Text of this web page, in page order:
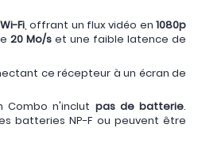
Wi-Fi, offrant un flux vidéo en 1080p
20 Mo/s et une faible latence de
ce récepteur à un écran de
Combo n'inclut pas de batterie.
batteries NP-F ou peuvent être